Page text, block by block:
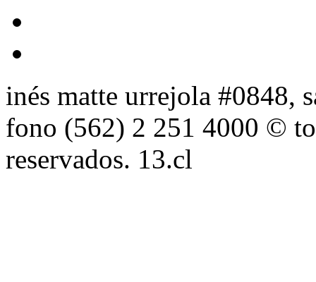
inés matte urrejola #0848,
fono (562) 2 251 4000 ©
reservados. 13.cl